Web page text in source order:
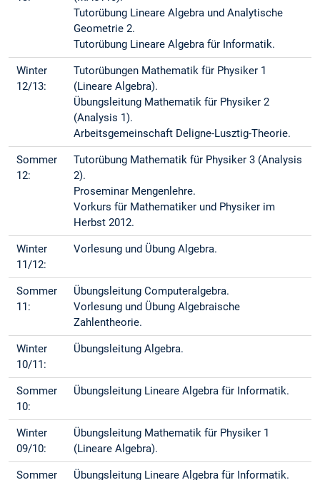
Tutorübung Lineare Algebra und Analytische
Geometrie 2.
Tutorübung Lineare Algebra für Informatik.
Winter
12/13:
Tutorübungen Mathematik für Physiker 1
(Lineare Algebra).
Übungsleitung Mathematik für Physiker 2
(Analysis 1).
Arbeitsgemeinschaft Deligne-Lusztig-Theorie.
Sommer
12:
Tutorübung Mathematik für Physiker 3 (Analysis
2).
Proseminar Mengenlehre.
Vorkurs für Mathematiker und Physiker im
Herbst 2012.
Winter
11/12:
Vorlesung und Übung Algebra.
Sommer
11:
Übungsleitung Computeralgebra.
Vorlesung und Übung Algebraische
Zahlentheorie.
Winter
10/11:
Übungsleitung Algebra.
Sommer
10:
Übungsleitung Lineare Algebra für Informatik.
Winter
09/10:
Übungsleitung Mathematik für Physiker 1
(Lineare Algebra).
Sommer
Übungsleitung Lineare Algebra für Informatik.